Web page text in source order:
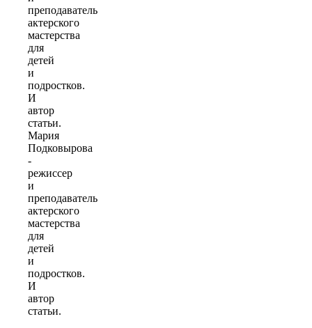
Мария
Подковырова
-
режиссер
и
преподаватель
актерского
мастерства
для
детей
и
подростков.
И
автор
статьи.